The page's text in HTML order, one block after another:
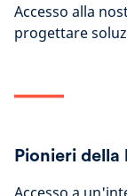
Accesso alla
progettare
Pionieri della